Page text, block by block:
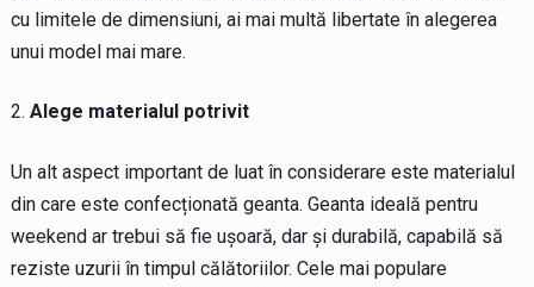
cu limitele de dimensiuni, ai mai multă libertate în alegerea
unui model mai mare.
Alege materialul potrivit
Un alt aspect important de luat în considerare este materialul
din care este confecționată geanta. Geanta ideală pentru
weekend ar trebui să fie ușoară, dar și durabilă, capabilă să
reziste uzurii în timpul călătoriilor. Cele mai populare